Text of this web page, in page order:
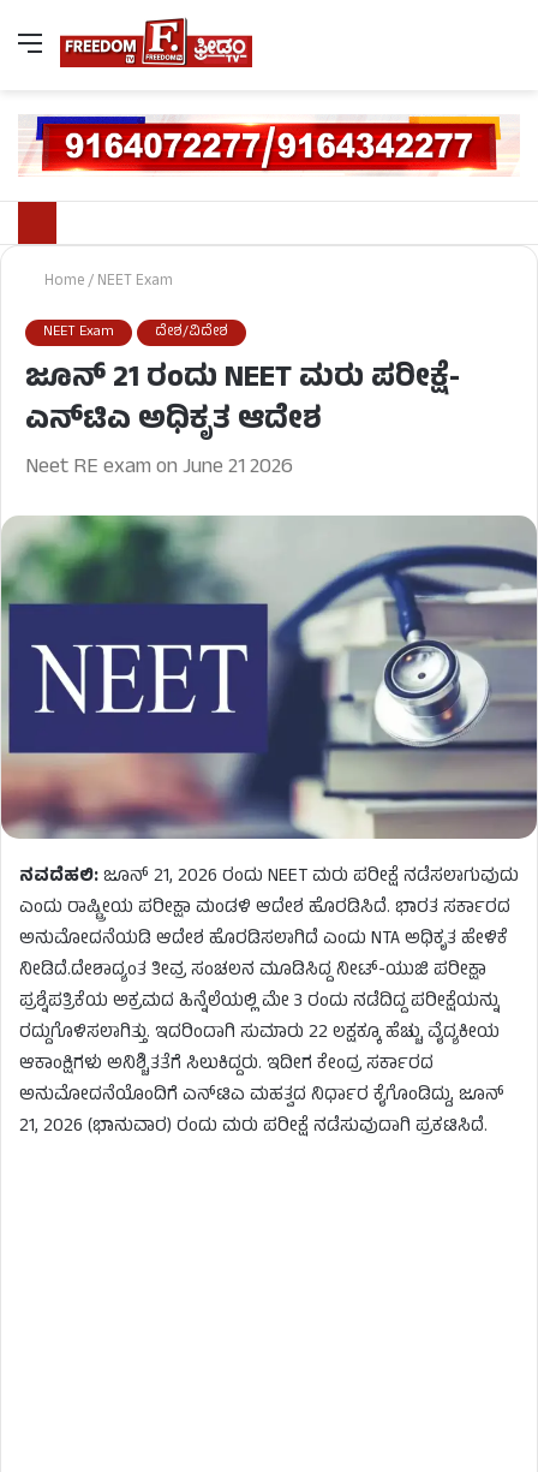
Home/NEET Exam
NEET Exam ದೇಶ/ವಿದೇಶ
ಜೂನ್ 21 ರಂದು NEET ಮರು ಪರೀಕ್ಷೆ-
ಎನ್‌ಟಿಎ ಅಧಿಕೃತ ಆದೇಶ
Neet RE exam on June 21 2026
ನವದೆಹಲಿ:ಜೂನ್ 21, 2026 ರಂದು NEET ಮರು ಪರೀಕ್ಷೆ ನಡೆಸಲಾಗುವುದು
ಎಂದು ರಾಷ್ಟ್ರೀಯ ಪರೀಕ್ಷಾ ಮಂಡಳಿ ಆದೇಶ ಹೊರಡಿಸಿದೆ. ಭಾರತ ಸರ್ಕಾರದ
ಅನುಮೋದನೆಯಡಿ ಆದೇಶ ಹೊರಡಿಸಲಾಗಿದೆ ಎಂದು NTA ಅಧಿಕೃತ ಹೇಳಿಕೆ
ನೀಡಿದೆ.ದೇಶಾದ್ಯಂತ ತೀವ್ರ ಸಂಚಲನ ಮೂಡಿಸಿದ್ದ ನೀಟ್-ಯುಜಿ ಪರೀಕ್ಷಾ
ಪ್ರಶ್ನೆಪತ್ರಿಕೆಯ ಅಕ್ರಮದ ಹಿನ್ನೆಲೆಯಲ್ಲಿ ಮೇ 3 ರಂದು ನಡೆದಿದ್ದ ಪರೀಕ್ಷೆಯನ್ನು
ರದ್ದುಗೊಳಿಸಲಾಗಿತ್ತು. ಇದರಿಂದಾಗಿ ಸುಮಾರು 22 ಲಕ್ಷಕ್ಕೂ ಹೆಚ್ಚು ವೈದ್ಯಕೀಯ
ಆಕಾಂಕ್ಷಿಗಳು ಅನಿಶ್ಚಿತತೆಗೆ ಸಿಲುಕಿದ್ದರು. ಇದೀಗ ಕೇಂದ್ರ ಸರ್ಕಾರದ
ಅನುಮೋದನೆಯೊಂದಿಗೆ ಎನ್‌ಟಿಎ ಮಹತ್ವದ ನಿರ್ಧಾರ ಕೈಗೊಂಡಿದ್ದು, ಜೂನ್
21, 2026 (ಭಾನುವಾರ) ರಂದು ಮರು ಪರೀಕ್ಷೆ ನಡೆಸುವುದಾಗಿ ಪ್ರಕಟಿಸಿದೆ.